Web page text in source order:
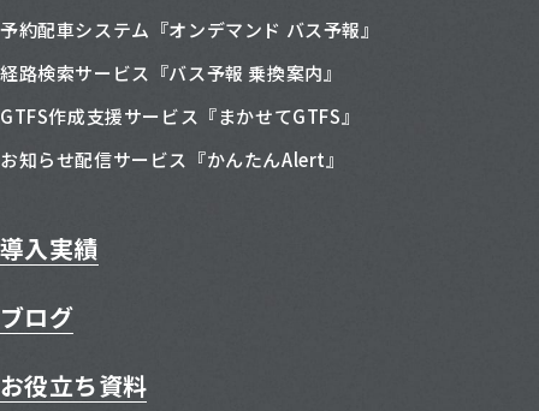
予約配車システム『オンデマンド バス予報』
経路検索サービス『バス予報 乗換案内』
GTFS作成支援サービス『まかせてGTFS』
お知らせ配信サービス『かんたんAlert』
導入実績
ブログ
お役立ち資料